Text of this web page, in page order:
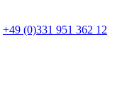
+49 (0)331 951 362 12